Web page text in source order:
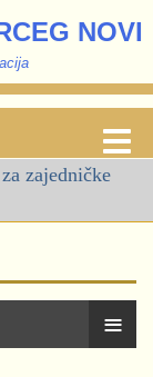
NOVI
zajedničke
≡